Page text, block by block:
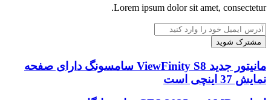
Lorem ipsum dolor sit amet, consectetur.
آدرس
ایمیل
خود
وارد
کنید
مانیتور
جدید
ViewFinity
S8
مانیتور جدید ViewFinity S8 سامسونگ دارای صفحه
نمایش 37 اینچی است